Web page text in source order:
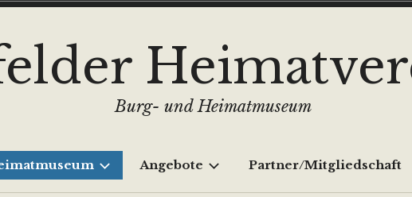
Burg- und Heimatmuseum
Angebote Partner/Mitgliedschaft